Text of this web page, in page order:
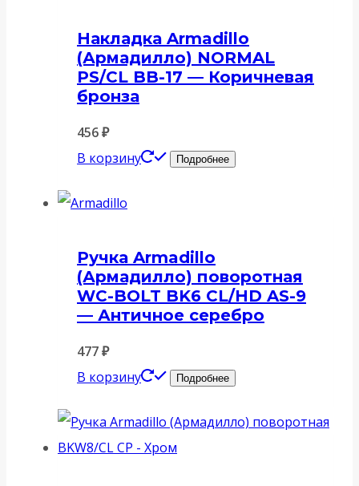
Накладка Armadillo
(Армадилло) NORMAL
PS/CL BB-17 — Коричневая
бронза
456₽
В корзину
Подробнее
Ручка Armadillo
(Армадилло) поворотная
WC-BOLT BK6 CL/HD AS-9
— Античное серебро
477₽
В корзину
Подробнее